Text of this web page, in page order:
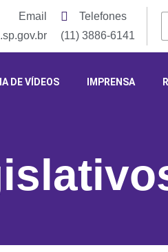
Email
Telefones
(11) 3886-6141
DE VÍDEOS IMPRENSA